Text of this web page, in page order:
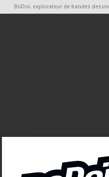
BoDoï, explorateur de bandes